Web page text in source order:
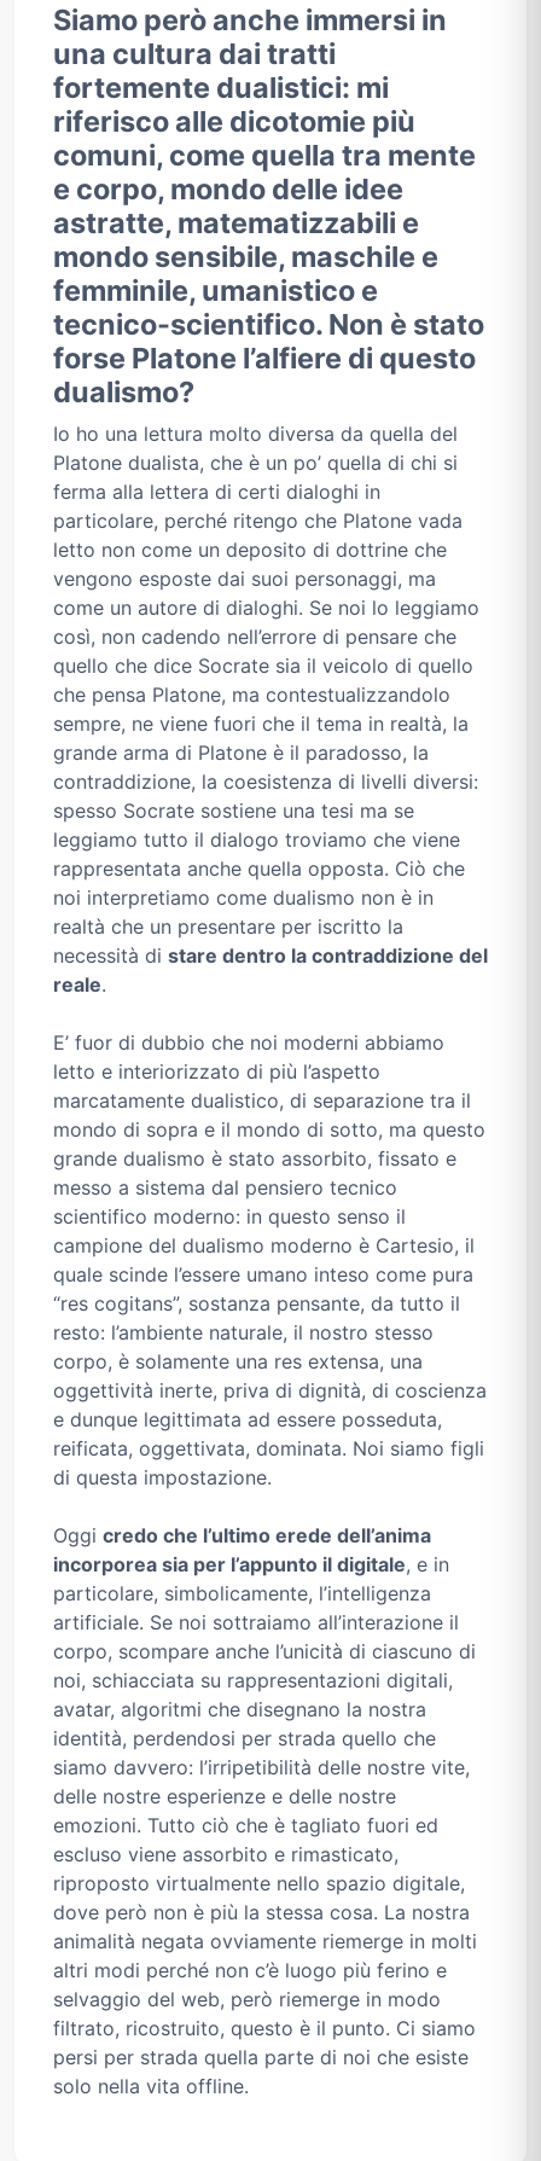
Siamo però anche immersi in
una cultura dai tratti
fortemente dualistici: mi
riferisco alle dicotomie più
comuni, come quella tra mente
e corpo, mondo delle idee
astratte, matematizzabili e
mondo sensibile, maschile e
femminile, umanistico e
tecnico-scientifico. Non è stato
forse Platone l’alfiere di questo
dualismo?
Io ho una lettura molto diversa da quella del
Platone dualista, che è un po’ quella di chi si
ferma alla lettera di certi dialoghi in
particolare, perché ritengo che Platone vada
letto non come un deposito di dottrine che
vengono esposte dai suoi personaggi, ma
come un autore di dialoghi. Se noi lo leggiamo
così, non cadendo nell’errore di pensare che
quello che dice Socrate sia il veicolo di quello
che pensa Platone, ma contestualizzandolo
sempre, ne viene fuori che il tema in realtà, la
grande arma di Platone è il paradosso, la
contraddizione, la coesistenza di livelli diversi:
spesso Socrate sostiene una tesi ma se
leggiamo tutto il dialogo troviamo che viene
rappresentata anche quella opposta. Ciò che
noi interpretiamo come dualismo non è in
realtà che un presentare per iscritto la
necessità di stare dentro la contraddizione del
reale.
E’ fuor di dubbio che noi moderni abbiamo
letto e interiorizzato di più l’aspetto
marcatamente dualistico, di separazione tra il
mondo di sopra e il mondo di sotto, ma questo
grande dualismo è stato assorbito, fissato e
messo a sistema dal pensiero tecnico
scientifico moderno: in questo senso il
campione del dualismo moderno è Cartesio, il
quale scinde l’essere umano inteso come pura
“res cogitans”, sostanza pensante, da tutto il
resto: l’ambiente naturale, il nostro stesso
corpo, è solamente una res extensa, una
oggettività inerte, priva di dignità, di coscienza
e dunque legittimata ad essere posseduta,
reificata, oggettivata, dominata. Noi siamo figli
di questa impostazione.
Oggi credo che l’ultimo erede dell’anima
incorporea sia per l’appunto il digitale, e in
particolare, simbolicamente, l’intelligenza
artificiale. Se noi sottraiamo all’interazione il
corpo, scompare anche l’unicità di ciascuno di
noi, schiacciata su rappresentazioni digitali,
avatar, algoritmi che disegnano la nostra
identità, perdendosi per strada quello che
siamo davvero: l’irripetibilità delle nostre vite,
delle nostre esperienze e delle nostre
emozioni. Tutto ciò che è tagliato fuori ed
escluso viene assorbito e rimasticato,
riproposto virtualmente nello spazio digitale,
dove però non è più la stessa cosa. La nostra
animalità negata ovviamente riemerge in molti
altri modi perché non c’è luogo più ferino e
selvaggio del web, però riemerge in modo
filtrato, ricostruito, questo è il punto. Ci siamo
persi per strada quella parte di noi che esiste
solo nella vita offline.